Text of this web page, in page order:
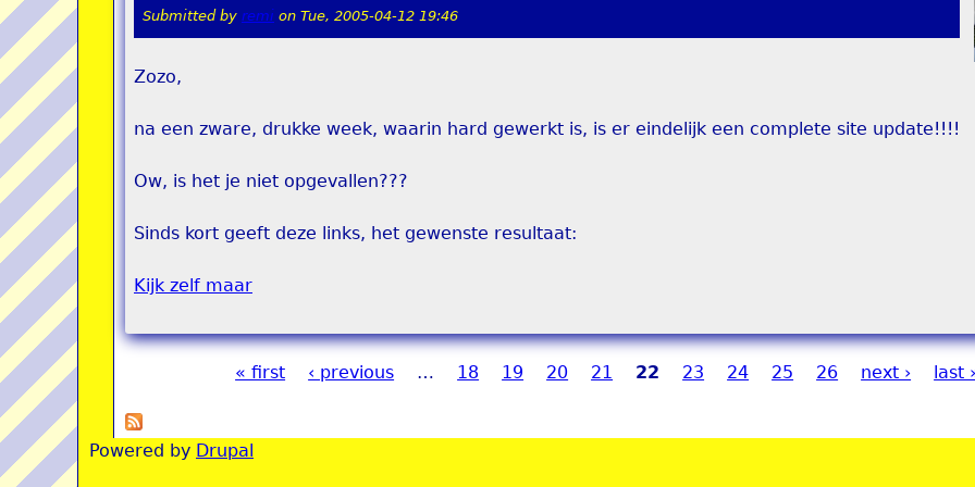
Submitted by remi on Tue, 2005-04-12 19:46
Zozo,
na een zware, drukke week, waarin hard gewerkt is, is er eindelijk een complete site update!!!!
Ow, is het je niet opgevallen???
Sinds kort geeft deze links, het gewenste resultaat:
Kijk zelf maar
« first ‹ previous … 18 19 20 21 22 23 24 25 26 next › last
Powered by Drupal